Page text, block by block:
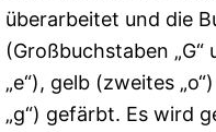
überarbeitet und die
(Großbuchstaben „G“
„e“), gelb (zweites
„g“) gefärbt. Es wird